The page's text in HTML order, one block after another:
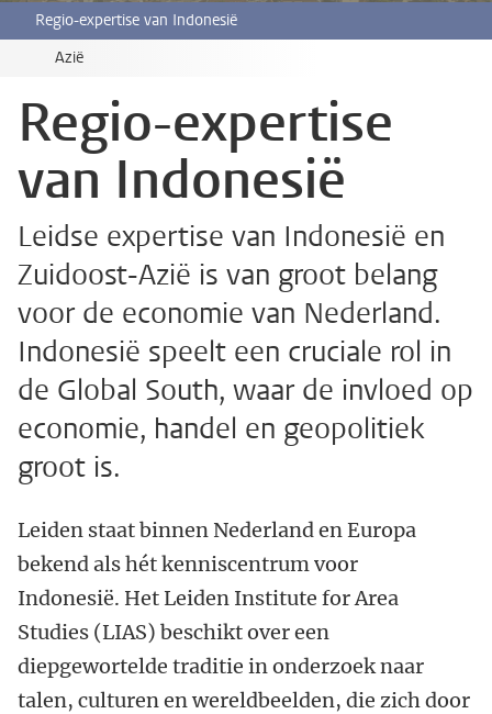
Regio-expertise van Indonesië
Azië
Regio-expertise
van Indonesië
Leidse expertise van Indonesië en
Zuidoost-Azië is van groot belang
voor de economie van Nederland.
Indonesië speelt een cruciale rol in
de Global South, waar de invloed op
economie, handel en geopolitiek
groot is.
Leiden staat binnen Nederland en Europa
bekend als hét kenniscentrum voor
Indonesië. Het Leiden Institute for Area
Studies (LIAS) beschikt over een
diepgewortelde traditie in onderzoek naar
talen, culturen en wereldbeelden, die zich door